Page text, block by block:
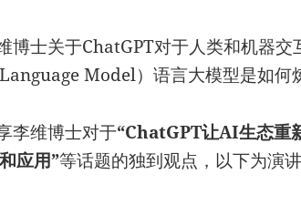
博士关于ChatGPT对于人类和机器交
Model）语言大模型是如何
李维博士对于“ChatGPT让AI生态重
应用”等话题的独到观点，以下为演讲